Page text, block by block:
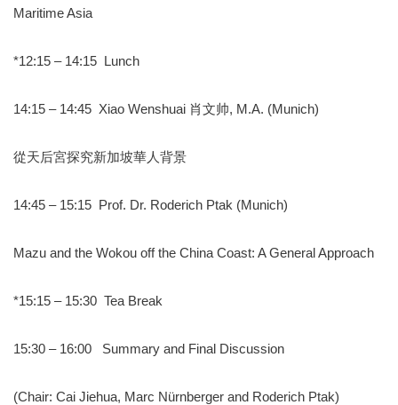
Maritime Asia
*12:15 – 14:15 Lunch
14:15 – 14:45 Xiao Wenshuai 肖文帅, M.A. (Munich)
從天后宮探究新加坡華人背景
14:45 – 15:15 Prof. Dr. Roderich Ptak (Munich)
Mazu and the Wokou off the China Coast: A General Approach
*15:15 – 15:30 Tea Break
15:30 – 16:00 Summary and Final Discussion
(Chair: Cai Jiehua, Marc Nürnberger and Roderich Ptak)